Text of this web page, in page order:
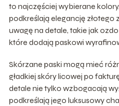
to najczęściej wybierane
podkreślają elegancję złotego
uwagę na detale, takie jak
które dodają paskowi
Skórzane paski mogą mieć
gładkiej skóry licowej po
detale nie tylko wzbogacają
podkreślają jego luksusowy